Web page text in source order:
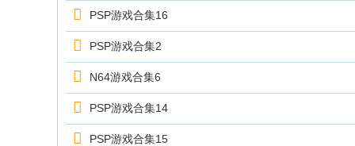
o
PSP游戏合集16
PSP游戏合集2
N64游戏合集6
PSP游戏合集14
PSP游戏合集15